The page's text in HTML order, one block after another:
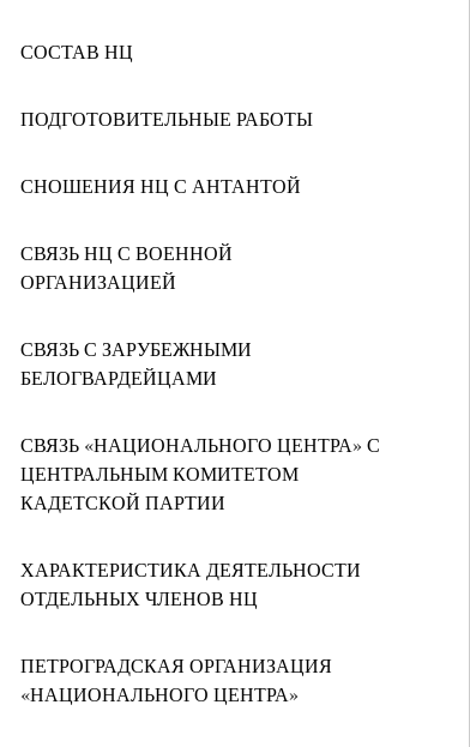
СОСТАВ НЦ
ПОДГОТОВИТЕЛЬНЫЕ РАБОТЫ
СНОШЕНИЯ НЦ С АНТАНТОЙ
СВЯЗЬ НЦ С ВОЕННОЙ
ОРГАНИЗАЦИЕЙ
СВЯЗЬ С ЗАРУБЕЖНЫМИ
БЕЛОГВАРДЕЙЦАМИ
СВЯЗЬ «НАЦИОНАЛЬНОГО ЦЕНТРА» С
ЦЕНТРАЛЬНЫМ КОМИТЕТОМ
КАДЕТСКОЙ ПАРТИИ
ХАРАКТЕРИСТИКА ДЕЯТЕЛЬНОСТИ
ОТДЕЛЬНЫХ ЧЛЕНОВ НЦ
ПЕТРОГРАДСКАЯ ОРГАНИЗАЦИЯ
«НАЦИОНАЛЬНОГО ЦЕНТРА»